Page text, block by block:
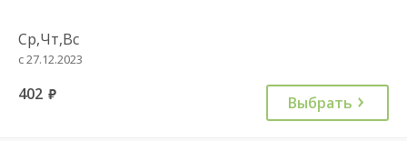
Ср,Чт,Вс
с 27.12.2023
402 руб. Выбрать